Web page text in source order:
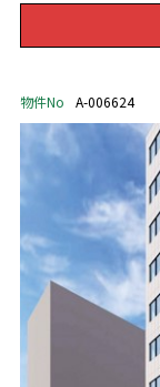
物件No A-006624